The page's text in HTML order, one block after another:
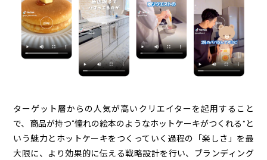
ターゲット層からの人気が高いクリエイターを起用すること
で、商品が持つ“憧れの絵本のようなホットケーキがつくれる”と
いう魅力とホットケーキをつくっていく過程の「楽しさ」を最
大限に、より効果的に伝える戦略設計を行い、ブランディング